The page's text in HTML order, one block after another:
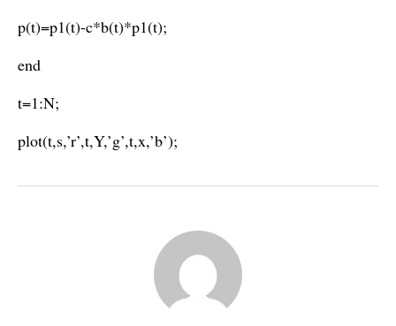
p(t)=p1(t)-c*b(t)*p1(t);
end
t=1:N;
plot(t,s,’r’,t,Y,’g’,t,x,’b’);